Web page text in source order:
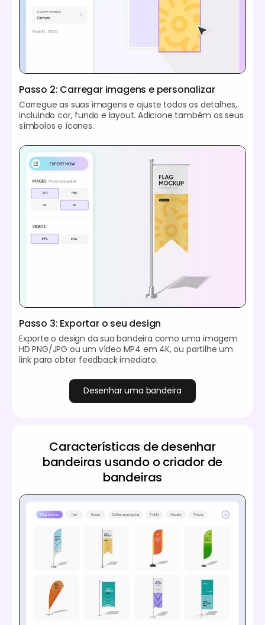
Passo 2: Carregar imagens e personalizar
Carregue as suas imagens e ajuste todos os detalhes,
incluindo cor, fundo e layout. Adicione também os seus
símbolos e ícones.
Passo 3: Exportar o seu design
Exporte o design da sua bandeira como uma imagem
HD PNG/JPG ou um vídeo MP4 em 4K, ou partilhe um
link para obter feedback imediato.
Desenhar uma bandeira
Características de desenhar
bandeiras usando o criador de
bandeiras